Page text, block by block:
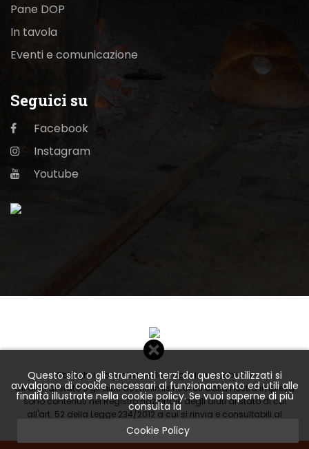
Questo sito o gli strumenti terzi da questo utilizzati si
avvalgono di cookie necessari al funzionamento ed utili alle
finalità illustrate nella cookie policy. Se vuoi saperne di più
consulta la
Cookie Policy
Pane DOP
In tavola
Eventi e comunicazione
Seguici su
Facebook
Instagram
Youtube
Obblighi informativi per le erogazioni pubbliche
Gli aiuti di stato e gli aiuti de minimis ricevuti dalla nostra impresa
sono contenuti nel Registro nazionale degli aiuti di stato di cui
all'art. 52 della Legge 234/2012 a cui si rinvia e consultabili al
seguente link